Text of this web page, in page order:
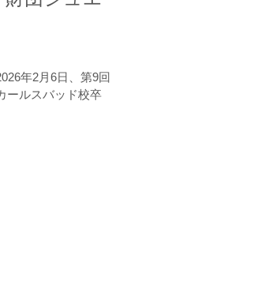
年2月6日、第9回
ールスバッド校卒